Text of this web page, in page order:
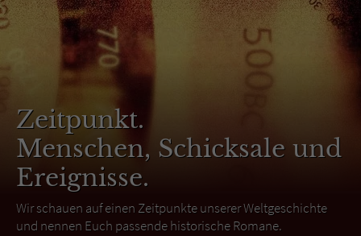
Zeitpunkt.
Menschen, Schicksale und
Ereignisse.
Wir schauen auf einen Zeitpunkte unserer Weltgeschichte
und nennen Euch passende historische Romane.